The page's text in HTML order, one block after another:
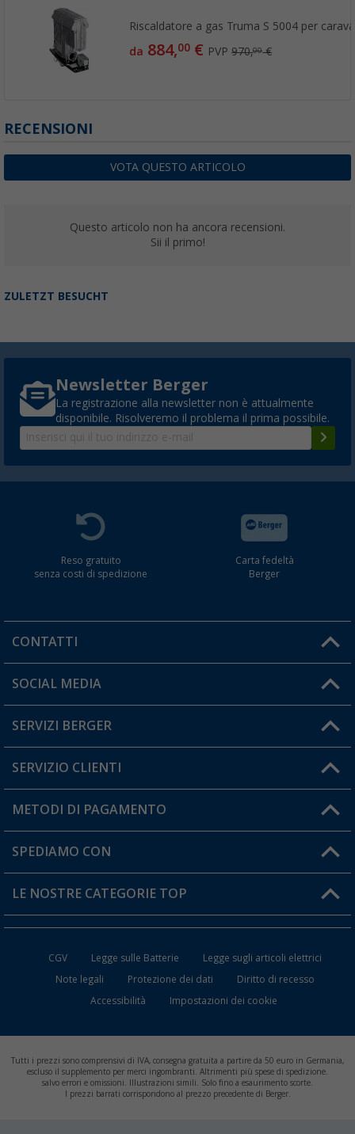
Riscaldatore a gas Truma S 5004 per
da 884,00 € PVP970,00€
RECENSIONI
VOTA QUESTO ARTICOLO
Questo articolo non ha ancora recensioni.
Sii il primo!
ZULETZT BESUCHT
Newsletter Berger
La registrazione alla newsletter non è attualmente
disponibile. Risolveremo il problema il prima possibile.
Reso gratuito
senza costi di spedizione
Carta fedeltà
Berger
CONTATTI
Orari di apertura del servizio:
Hai una domanda?
SOCIAL MEDIA
SERVIZI BERGER
Diventare rivenditori
Il mio Account
Carta fedeltà Berger
SERVIZIO CLIENTI
Informazioni sulla spedizione
Resi
FAQ e Contatti
METODI DI PAGAMENTO
SPEDIAMO CON
LE NOSTRE CATEGORIE TOP
Mobili per il Campeggio
Frigo Portatili
Climatizzatori per Camper
CGV Legge sulle Batterie
Legge sugli articoli elettrici
Note legali
Protezione dei dati
Diritto di recesso
Accessibilità
Impostazioni dei cookie
Tutti i prezzi sono comprensivi di IVA, consegna gratuita a partire da 50 euro in Germania,
escluso il supplemento per merci ingombranti. Altrimenti più spese di spedizione.
salvo errori e omissioni. Illustrazioni simili. Solo fino a esaurimento scorte.
I prezzi barrati corrispondono al prezzo precedente di Berger.